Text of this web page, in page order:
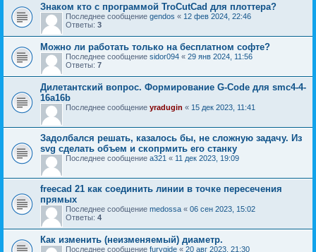
Знаком кто с программой TroCutCad для плоттера?
Последнее сообщение gendos « 12 фев 2024, 22:46
Ответы: 3
Можно ли работать только на бесплатном софте?
Последнее сообщение sidor094 « 29 янв 2024, 11:56
Ответы: 7
Дилетантский вопрос. Формирование G-Code для smc4-4-
16a16b
Последнее сообщение yradugin « 15 дек 2023, 11:41
Задолбался решать, казалось бы, не сложную задачу. Из
svg сделать объем и скопрмить его станку
Последнее сообщение a321 « 11 дек 2023, 19:09
freecad 21 как соединить линии в точке пересечения
прямых
Последнее сообщение medossa « 06 сен 2023, 15:02
Ответы: 4
Как изменить (неизменяемый) диаметр.
Последнее сообщение furygide « 20 авг 2023, 21:30